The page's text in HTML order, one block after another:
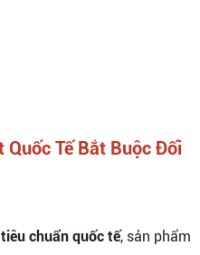
Quốc Tế Bắt Buộc Đối
chuẩn quốc tế, sản phẩm